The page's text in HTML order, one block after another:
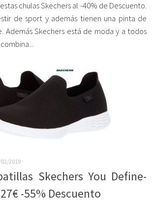
chulas Skechers al -40% de Descuento.
de sport y además tienen una pinta de
Además Skechers está de moda y a todos
2019
Skechers You Define-
-55% Descuento